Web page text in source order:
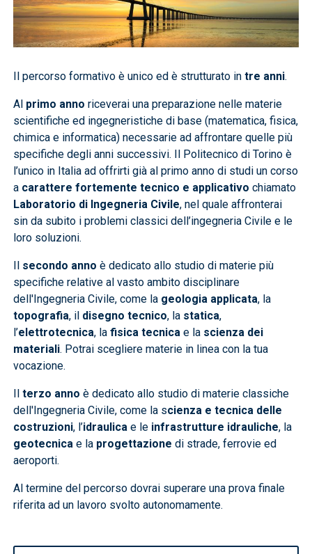
Il percorso formativo è unico ed è strutturato intre anni.
Al primo anno riceverai una preparazione nelle materie
scientifiche ed ingegneristiche di base (matematica, fisica,
chimica e informatica) necessarie ad affrontare quelle più
specifiche degli anni successivi. Il Politecnico di Torino è
l’unico in Italia ad offrirti già al primo anno di studi un corso
a carattere fortemente tecnico e applicativochiamato
Laboratorio di Ingegneria Civile, nel quale affronterai
sin da subito i problemi classici dell’ingegneria Civile e le
loro soluzioni.
secondo anno è dedicato allo studio di materie più
specifiche relative al vasto ambito disciplinare
dell'Ingegneria Civile, come la geologia applicata, la
topografia, il disegno tecnico, la statica,
l’elettrotecnica, lafisica tecnica e la scienza dei
materiali. Potrai scegliere materie in linea con la tua
vocazione.
Ilterzo anno è dedicato allo studio di materie classiche
dell'Ingegneria Civile, come la scienza e tecnica delle
costruzioni, l’idraulica e le infrastrutture idrauliche, la
geotecnica e la progettazione di strade, ferrovie ed
aeroporti.
Al termine del percorso dovrai superare una prova finale
riferita ad un lavoro svolto autonomamente.